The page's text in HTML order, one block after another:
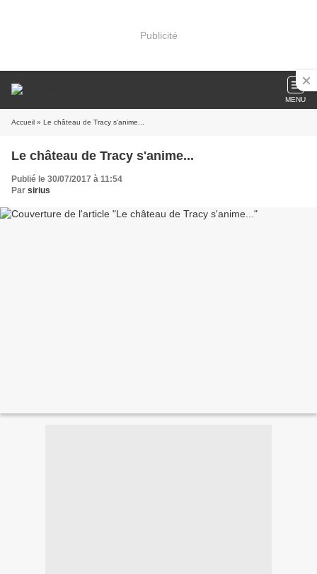
Publicité
MENU
Accueil » Le château de Tracy s'anime...
Le château de Tracy s'anime...
Publié le 30/07/2017 à 11:54
Par sirius